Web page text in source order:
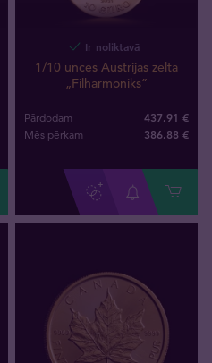
Ir noliktavā
1/10 unces Austrijas zelta
„Filharmoniks”
Pārdodam 437,91 €
Mēs pērkam 386,88 €